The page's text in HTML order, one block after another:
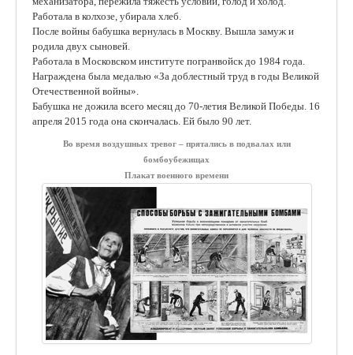
Работала в колхозе, убирала хлеб.
После войны бабушка вернулась в Москву. Вышла замуж и
родила двух сыновей.
Работала в Московском институте погранвойск до 1984 года.
Награждена была медалью «За доблестный труд в годы Великой
Отечественной войны».
Бабушка не дожила всего месяц до 70-летия Великой Победы. 16
апреля 2015 года она скончалась. Ей было 90 лет.
Во время воздушных тревог – прятались в подвалах или
бомбоубежищах
Плакат военного времени